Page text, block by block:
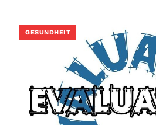
GESUNDHEIT